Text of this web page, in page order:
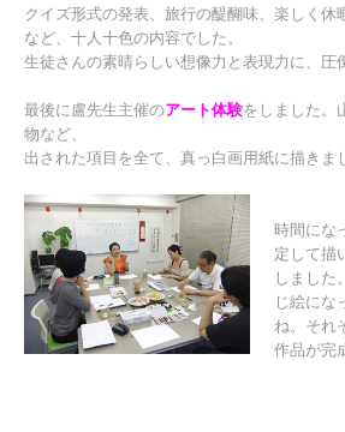
クイズ形式の発表、旅行の醍醐味、楽しく休
など、十人十色の内容でした。
生徒さんの素晴らしい想像力と表現力に、圧
最後に盧先生主催のアート体験をしました。
物など、
出された項目を全て、真っ白画用紙に描きま
時間にな
定して描
しました
じ絵にな
ね。それ
作品が完